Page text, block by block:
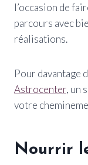
l’occasion de
parcours avec
réalisations.
Pour davantage
Astrocenter, un
votre
Nourrir